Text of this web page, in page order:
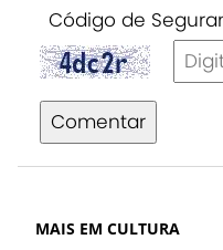
Código de
Comentar
MAIS EM CULTURA